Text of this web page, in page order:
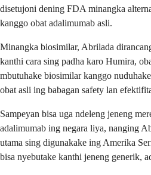
disetujoni dening FDA minangka
kanggo obat adalimumab asli.
Minangka biosimilar, Abrilada
kanthi cara sing padha karo Humira,
mbutuhake biosimilar kanggo
obat asli ing babagan safety lan
Sampeyan bisa uga ndeleng jeneng
adalimumab ing negara liya, nanging
utama sing digunakake ing Amerika
bisa nyebutake kanthi jeneng generik,